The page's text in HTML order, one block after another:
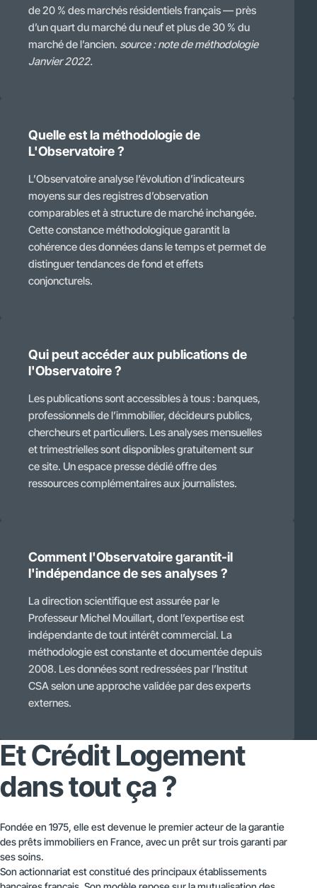
de 20 % des marchés résidentiels français — près
d’un quart du marché du neuf et plus de 30 % du
marché de l’ancien. source : note de méthodologie
Janvier 2022.
Quelle est la méthodologie de
L'Observatoire ?
L’Observatoire analyse l’évolution d’indicateurs
moyens sur des registres d’observation
comparables et à structure de marché inchangée.
Cette constance méthodologique garantit la
cohérence des données dans le temps et permet de
distinguer tendances de fond et effets
conjoncturels.
Qui peut accéder aux publications de
l'Observatoire ?
Les publications sont accessibles à tous : banques,
professionnels de l’immobilier, décideurs publics,
chercheurs et particuliers. Les analyses mensuelles
et trimestrielles sont disponibles gratuitement sur
ce site. Un espace presse dédié offre des
ressources complémentaires aux journalistes.
Comment l'Observatoire garantit-il
l'indépendance de ses analyses ?
La direction scientifique est assurée par le
Professeur Michel Mouillart, dont l’expertise est
indépendante de tout intérêt commercial. La
méthodologie est constante et documentée depuis
2008. Les données sont redressées par l’Institut
CSA selon une approche validée par des experts
externes.
Et Crédit Logement
dans tout ça ?
Fondée en 1975, elle est devenue le premier acteur de la garantie
des prêts immobiliers en France, avec un prêt sur trois garanti par
ses soins.
Son actionnariat est constitué des principaux établissements